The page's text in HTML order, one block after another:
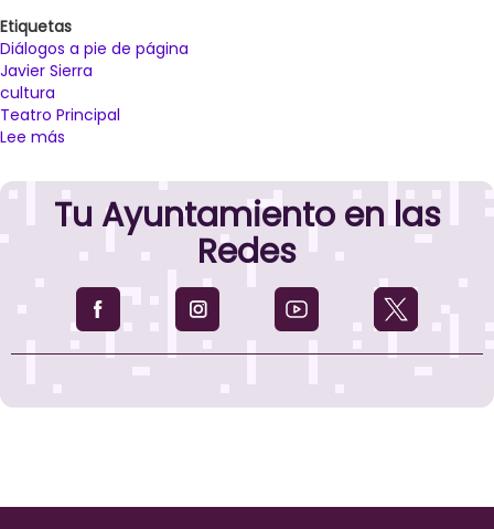
Etiquetas
Diálogos a pie de página
Javier Sierra
cultura
Teatro Principal
Lee más
literatura
y
la
debate
con
el
Javier
Esther
Tu Ayuntamiento en las
Redes